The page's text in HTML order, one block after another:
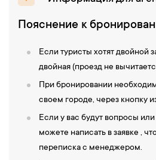
Пояснение к
Если туристы хотят двойной
двойная (проезд не
При бронировании
своем городе, через кнопку
Если у вас будут вопросы
можете написать в заявке ,
переписка с менеджером.